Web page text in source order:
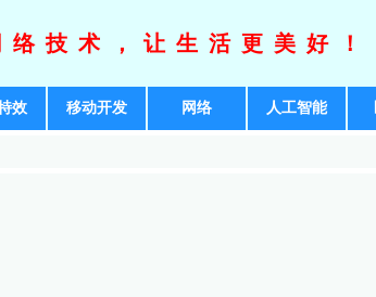
技术，让生活更美好！
效 移动开发 网络 人工智能